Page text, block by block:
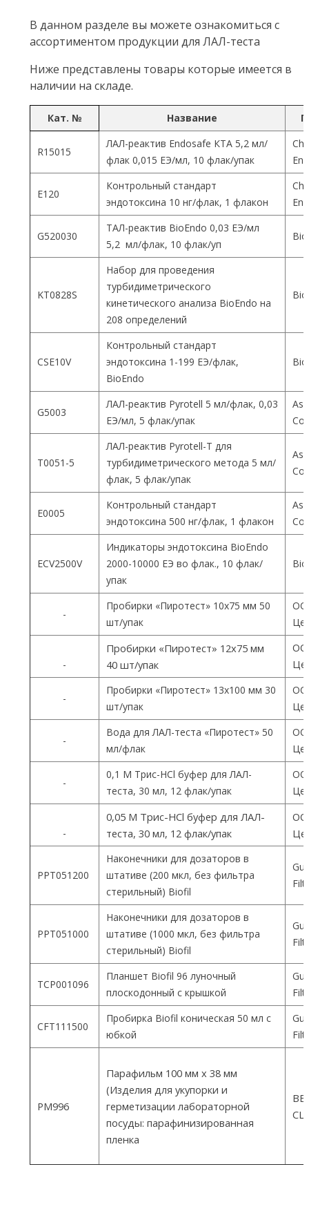
В данном разделе вы можете ознакомиться с
ассортиментом продукции для ЛАЛ-теста
Ниже представлены товары которые имеется в
наличии на складе.
Кат. № Название
R15015
ЛАЛ-реактив Endosafe КТА 5,2 мл/
флак 0,015 ЕЭ/мл, 10 флак/упак
Е120
Контрольный стандарт
эндотоксина 10 нг/флак, 1 флакон
G520030
ТАЛ-реактив BioEndo 0,03 ЕЭ/мл
5,2 мл/флак, 10 флак/уп
KT0828S
Набор для проведения
турбидиметрического
кинетического анализа BioEndo на
208 определений
CSE10V
Контрольный стандарт
эндотоксина 1-199 ЕЭ/флак,
BioEndo
G5003
ЛАЛ-реактив Pyrotell 5 мл/флак, 0,03
ЕЭ/мл, 5 флак/упак
T0051-5
ЛАЛ-реактив Pyrotell-T для
турбидиметрического метода 5 мл/
флак, 5 флак/упак
E0005
Контрольный стандарт
эндотоксина 500 нг/флак, 1 флакон
ECV2500V
Индикаторы эндотоксина BioEndo
2000-10000 ЕЭ во флак., 10 флак/
упак
-
Пробирки «Пиротест» 10х75 мм 50
шт/упак
-
Пробирки «Пиротест» 12х75 мм
40 шт/упак
-
Пробирки «Пиротест» 13х100 мм 30
шт/упак
-
Вода для ЛАЛ-теста «Пиротест» 50
мл/флак
-
0,1 М Трис-HCl буфер для ЛАЛ-
теста, 30 мл, 12 флак/упак
-
0,05 М Трис-HCl буфер для ЛАЛ-
теста, 30 мл, 12 флак/упак
PPT051200
Наконечники для дозаторов в
штативе (200 мкл, без фильтра
стерильный) Biofil
PPT051000
Наконечники для дозаторов в
штативе (1000 мкл, без фильтра
стерильный) Biofil
TCP001096
Планшет Biofil 96 луночный
плоскодонный с крышкой
CFT111500
Пробирка Biofil коническая 50 мл с
юбкой
PM996
Парафильм 100 мм х 38 мм
(Изделия для укупорки и
герметизации лабораторной
посуды: парафинизированная
пленка